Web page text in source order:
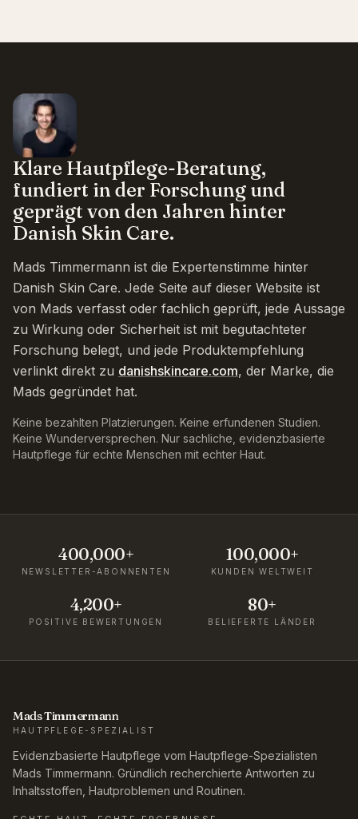
Klare Hautpflege-Beratung,
fundiert in der Forschung und
geprägt von den Jahren hinter
Danish Skin Care.
Mads Timmermann ist die Expertenstimme hinter
Danish Skin Care. Jede Seite auf dieser Website ist
von Mads verfasst oder fachlich geprüft, jede Aussage
zu Wirkung oder Sicherheit ist mit begutachteter
Forschung belegt, und jede Produktempfehlung
verlinkt direkt zu danishskincare.com, der Marke, die
Mads gegründet hat.
Keine bezahlten Platzierungen. Keine erfundenen Studien.
Keine Wunderversprechen. Nur sachliche, evidenzbasierte
Hautpflege für echte Menschen mit echter Haut.
400,000+
NEWSLETTER-ABONNENTEN
100,000+
KUNDEN WELTWEIT
4,200+
POSITIVE BEWERTUNGEN
80+
BELIEFERTE LÄNDER
Mads Timmermann
HAUTPFLEGE-SPEZIALIST
Evidenzbasierte Hautpflege vom Hautpflege-Spezialisten
Mads Timmermann. Gründlich recherchierte Antworten zu
Inhaltsstoffen, Hautproblemen und Routinen.